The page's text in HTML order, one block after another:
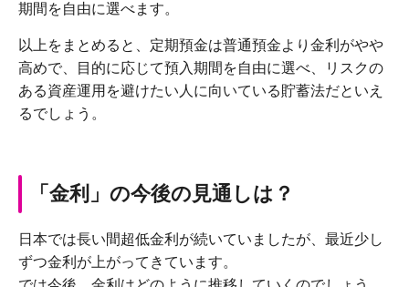
期間を自由に選べます。
以上をまとめると、定期預金は普通預金より金利がやや
高めで、目的に応じて預入期間を自由に選べ、リスクの
ある資産運用を避けたい人に向いている貯蓄法だといえ
るでしょう。
「金利」の今後の見通しは？
日本では長い間超低金利が続いていましたが、最近少し
ずつ金利が上がってきています。